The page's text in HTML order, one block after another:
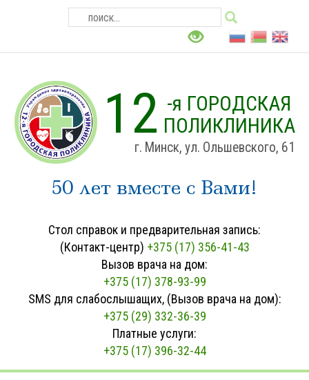
12 -я ГОРОДСКАЯ
ПОЛИКЛИНИКА
г. Минск, ул. Ольшевского, 61
50 лет вместе с Вами!
Стол справок и предварительная запись:
(Контакт-центр) +375 (17) 356-41-43
Вызов врача на дом:
+375 (17) 378-93-99
SMS для слабослышащих, (Вызов врача на дом):
+375 (29) 332-36-39
Платные услуги:
+375 (17) 396-32-44